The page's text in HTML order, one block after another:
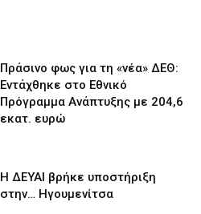
Πράσινο φως για τη «νέα» ΔΕΘ:
Εντάχθηκε στο Εθνικό
Πρόγραμμα Ανάπτυξης με 204,6
εκατ. ευρώ
Η ΔΕΥΑΙ βρήκε υποστήριξη
στην… Ηγουμενίτσα